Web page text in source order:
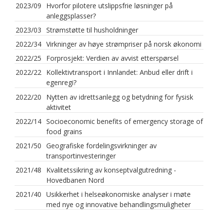
2023/09
Hvorfor pilotere utslippsfrie løsninger på
anleggsplasser?
2023/03 Strømstøtte til husholdninger
2022/34 Virkninger av høye strømpriser på norsk økonomi
2022/25
Forprosjekt: Verdien av avvist etterspørsel
2022/22 Kollektivtransport i Innlandet: Anbud eller drift i
egenregi?
2022/20
Nytten av idrettsanlegg og betydning for fysisk
aktivitet
2022/14 Socioeconomic benefits of emergency storage of
food grains
2021/50 Geografiske fordelingsvirkninger av
transportinvesteringer
2021/48
Kvalitetssikring av konseptvalgutredning -
Hovedbanen Nord
2021/40 Usikkerhet i helseøkonomiske analyser i møte
med nye og innovative behandlingsmuligheter